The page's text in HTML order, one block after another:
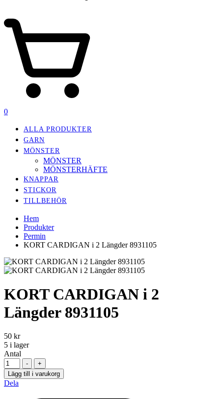
0
ALLA PRODUKTER
GARN
MÖNSTER
MÖNSTER
MÖNSTERHÄFTE
KNAPPAR
STICKOR
TILLBEHÖR
Hem
Produkter
Permin
KORT CARDIGAN i 2 Längder 8931105
KORT CARDIGAN i 2
Längder 8931105
50 kr
5 i lager
Antal
-
+
Lägg till i varukorg
Dela